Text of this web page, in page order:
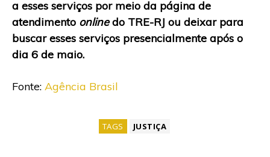
a esses serviços por meio da página de
atendimento onlinedo TRE-RJ ou deixar para
buscar esses serviços presencialmente após o
dia 6 de maio.
Fonte: Agência Brasil
TAGS JUSTIÇA